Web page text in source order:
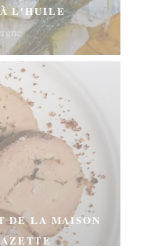
À L'HUILE
DE LA MAISON